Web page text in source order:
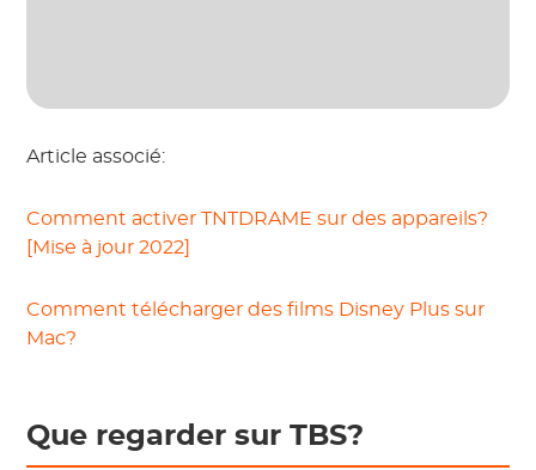
Article associé:
Comment activer TNTDRAME sur des appareils?
[Mise à jour 2022]
Comment télécharger des films Disney Plus sur
Mac?
Que regarder sur TBS?